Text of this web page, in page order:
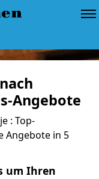
Angebote
: Top-
Angebote in 5
um Ihren